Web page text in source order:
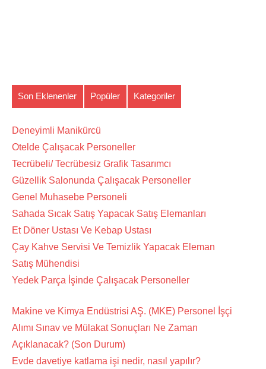
Son Eklenenler Popüler Kategoriler
Deneyimli Manikürcü
Otelde Çalışacak Personeller
Tecrübeli/ Tecrübesiz Grafik Tasarımcı
Güzellik Salonunda Çalışacak Personeller
Genel Muhasebe Personeli
Sahada Sıcak Satış Yapacak Satış Elemanları
Et Döner Ustası Ve Kebap Ustası
Çay Kahve Servisi Ve Temizlik Yapacak Eleman
Satış Mühendisi
Yedek Parça İşinde Çalışacak Personeller
Makine ve Kimya Endüstrisi AŞ. (MKE) Personel İşçi
Alımı Sınav ve Mülakat Sonuçları Ne Zaman
Açıklanacak? (Son Durum)
Evde davetiye katlama işi nedir, nasıl yapılır?